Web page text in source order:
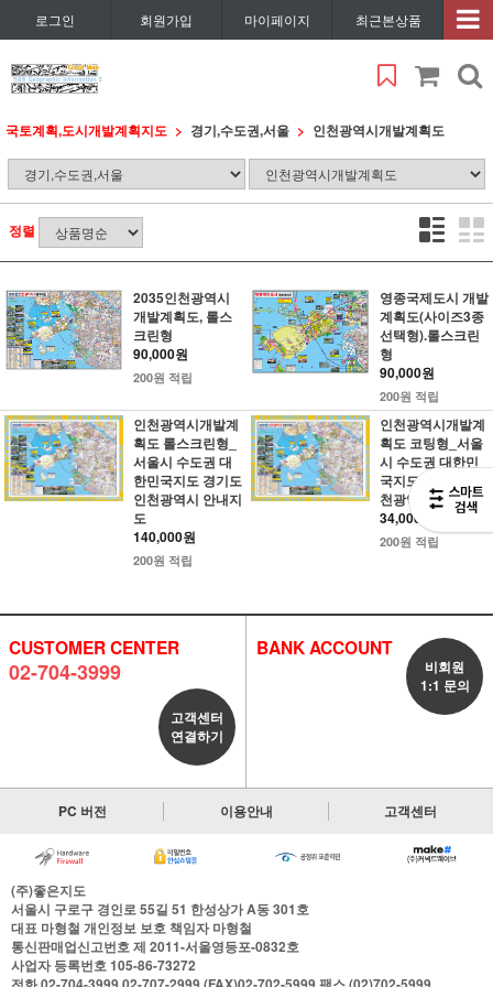
로그인 회원가입 마이페이지 최근본상품
국토계획,도시개발계획지도 경기,수도권,서울 인천광역시개발계획도
정렬
2035인천광역시
개발계획도, 롤스
크린형
90,000원
200원 적립
영종국제도시 개발
계획도(사이즈3종
선택형).롤스크린
형
90,000원
200원 적립
인천광역시개발계
획도 롤스크린형_
서울시 수도권 대
한민국지도 경기도
인천광역시 안내지
도
140,000원
200원 적립
인천광역시개발계
획도 코팅형_서울
시 수도권 대한민
국지도 경기도 인
천광역시 안내지도
34,000원
200원 적립
CUSTOMER CENTER
02-704-3999
고객센터
연결하기
BANK ACCOUNT
비회원
1:1 문의
PC 버전 이용안내 고객센터
(주)좋은지도
서울시 구로구 경인로 55길 51 한성상가 A동 301호
대표 마형철 개인정보 보호 책임자마형철
통신판매업신고번호제 2011-서울영등포-0832호
사업자 등록번호105-86-73272